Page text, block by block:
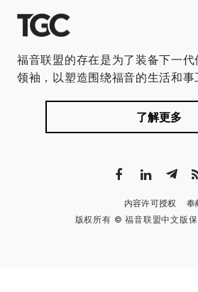
福音联盟的存在是为了装备下一
领袖，以塑造围绕福音的生活和事
了解更多
内容许可授权
奉
版权所有 © 福音联盟中文版